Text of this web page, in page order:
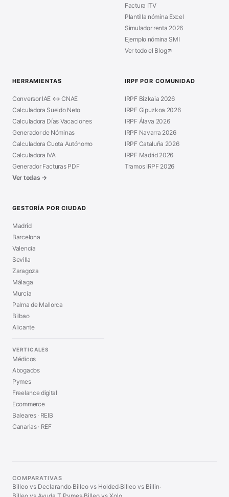
Factura ITV
Plantilla nómina Excel
Simulador renta 2026
Ejemplo nómina SMI
Ver todo el Blog
HERRAMIENTAS
Conversor IAE ↔ CNAE
Calculadora Sueldo Neto
Calculadora Días Vacaciones
Generador de Nóminas
Calculadora Cuota Autónomo
Calculadora IVA
Generador Facturas PDF
Ver todas →
IRPF POR COMUNIDAD
IRPF Bizkaia 2026
IRPF Gipuzkoa 2026
IRPF Álava 2026
IRPF Navarra 2026
IRPF Cataluña 2026
IRPF Madrid 2026
Tramos IRPF 2026
GESTORÍA POR CIUDAD
Madrid
Barcelona
Valencia
Sevilla
Zaragoza
Málaga
Murcia
Palma de Mallorca
Bilbao
Alicante
VERTICALES
Médicos
Abogados
Pymes
Freelance digital
Ecommerce
Baleares · REIB
Canarias · REF
COMPARATIVAS
Billeo vs Declarando·Billeo vs Holded·Billeo vs Billin·
·